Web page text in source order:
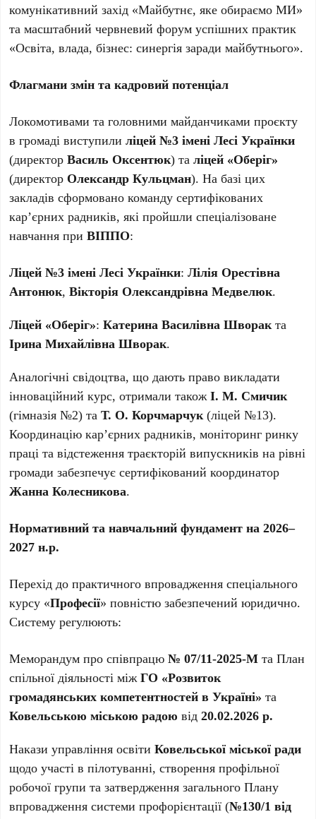
комунікативний захід «Майбутнє, яке обираємо МИ»
та масштабний червневий форум успішних практик
«Освіта, влада, бізнес: синергія заради майбутнього».
Флагмани змін та кадровий потенціал
Локомотивами та головними майданчиками проєкту
в громаді виступилиліцей №3 імені Лесі Українки
(директорВасиль Оксентюк) таліцей «Оберіг»
(директор Олександр Кульцман). На базі цих
закладів сформовано команду сертифікованих
кар’єрних радників, які пройшли спеціалізоване
навчання приВІППО:
Ліцей №3 імені Лесі Українки:Лілія Орестівна
Антонюк,Вікторія Олександрівна Медвелюк.
Ліцей «Оберіг»:Катерина Василівна Шворакта
Ірина Михайлівна Шворак.
Аналогічні свідоцтва, що дають право викладати
інноваційний курс, отримали такожІ. М. Смичик
(гімназія №2) таТ. О. Корчмарчук(ліцей №13).
Координацію кар’єрних радників, моніторинг ринку
праці та відстеження траєкторій випускників на рівні
громади забезпечує сертифікований координатор
Жанна Колесникова.
Нормативний та навчальний фундамент на 2026–
2027 н.р.
Перехід до практичного впровадження спеціального
курсу «Професії» повністю забезпечений юридично.
Систему регулюють:
Меморандум про співпрацю№ 07/11-2025-М та План
спільної діяльності міжГО «Розвиток
громадянських компетентностей в Україні» та
Ковельською міською радою від20.02.2026 р.
Накази управління освітиКовельської міської ради
щодо участі в пілотуванні, створення профільної
робочої групи та затвердження загального Плану
впровадження системи профорієнтації (№130/1 від